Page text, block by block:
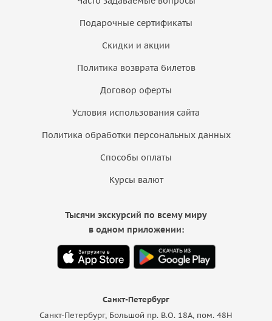
Подарочные сертификаты
Скидки и акции
Политика возврата билетов
Договор оферты
Условия использования сайта
Политика обработки персональных данных
Способы оплаты
Курсы валют
Санкт-Петербург
Санкт-Петербург, Большой пр. В.О. 18A, пом. 48Н
Тысячи экскурсий по всему миру
в одном приложении: